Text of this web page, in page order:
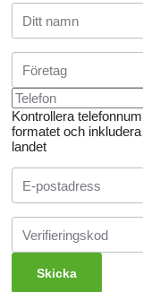
Kontrollera
formatet och
landet